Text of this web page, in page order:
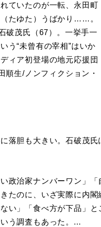
ていたのが一転、永田町
たゆた）うばかり……。
破茂氏（67）。一挙手一
う“未曾有の宰相”はいか
ィア初登場の地元応援団
順生/ノンフィクション・
落胆も大きい。石破茂
政治家ナンバーワン」
たのに、いざ実際に内
い」「食べ方が下品」
う調査もあった。...